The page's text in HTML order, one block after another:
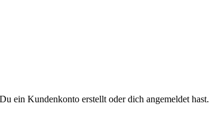
ein Kundenkonto erstellt oder dich angemeldet hast.